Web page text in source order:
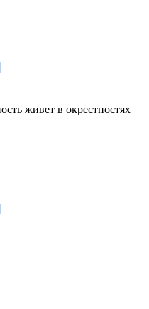
живет в окрестностях